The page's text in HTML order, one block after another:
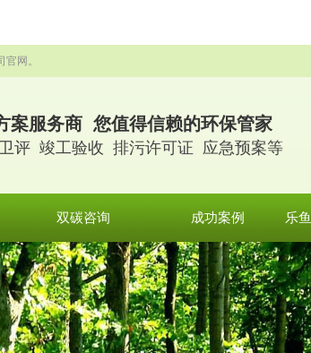
网。
案服务商 您值得信赖的环保管家
评 竣工验收 排污许可证 应急预案等
双碳咨询 成功案例